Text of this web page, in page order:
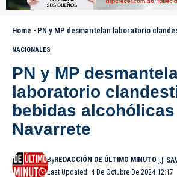
Home - PN y MP desmantelan laboratorio clandestino de
NACIONALES
PN y MP
laboratorio
bebidas alcohólicas
Navarrete
Last Updated: 4 De Octubre De 2024 12:17
ByREDACCIÓN DE ÚLTIMO MINUTO